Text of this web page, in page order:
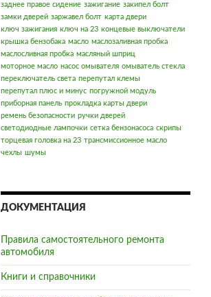
заднее правое сидение зажигание закипел болт
замки дверей заржавел болт карта двери
ключ зажигания ключ на 23 концевые выключатели
крышка бензобака масло маслозаливная пробка
маслосливная пробка масляный шприц
моторное масло насос омывателя омыватель стекла
переключатель света перепутал клемы
перепутал плюс и минус погружной модуль
приборная панель прокладка карты двери
ремень безопасности ручки дверей
светодиодные лампочки сетка бензонасоса скрипы
торцевая головка на 23 трансмиссионное масло
чехлы шумы
ДОКУМЕНТАЦИЯ
Правила самостоятельного ремонта
автомобиля
Книги и справочники